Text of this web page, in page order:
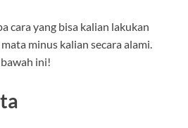
cara yang bisa kalian lakukan
minus kalian secara alami.
ini!